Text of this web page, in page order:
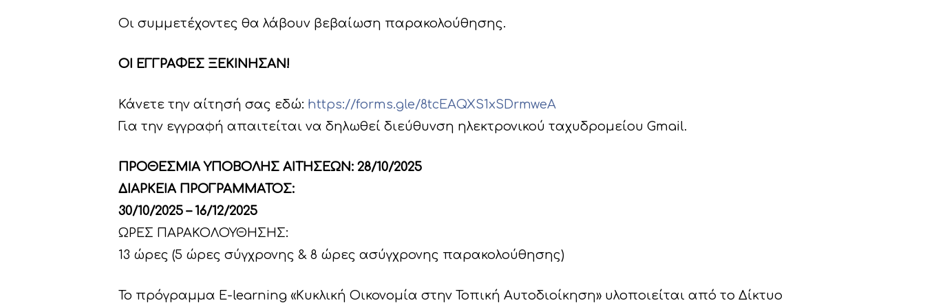
Οι συμμετέχοντες θα λάβουν βεβαίωση παρακολούθησης.
ΟΙ ΕΓΓΡΑΦΕΣ ΞΕΚΙΝΗΣΑΝ!
Κάνετε την αίτησή σας εδώ: https://forms.gle/8tcEAQXS1xSDrmweA
Για την εγγραφή απαιτείται να δηλωθεί διεύθυνση ηλεκτρονικού ταχυδρομείου Gmail.
ΠΡΟΘΕΣΜΙΑ ΥΠΟΒΟΛΗΣ ΑΙΤΗΣΕΩΝ: 28/10/2025
ΔΙΑΡΚΕΙΑ ΠΡΟΓΡΑΜΜΑΤΟΣ:
30/10/2025 – 16/12/2025
ΩΡΕΣ ΠΑΡΑΚΟΛΟΥΘΗΣΗΣ:
13 ώρες (5 ώρες σύγχρονης & 8 ώρες ασύγχρονης παρακολούθησης)
Το πρόγραμμα E-learning «Κυκλική Οικονομία στην Τοπική Αυτοδιοίκηση» υλοποιείται από το Δίκτυο